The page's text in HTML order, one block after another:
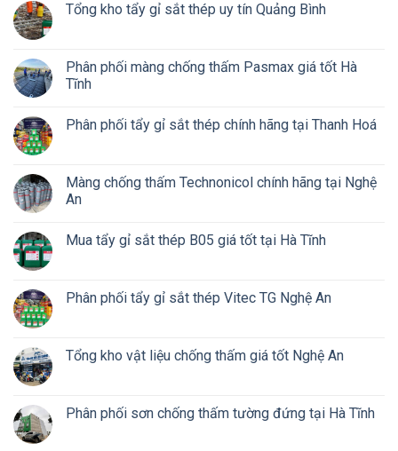
Tổng kho tẩy gỉ sắt thép uy tín Quảng Bình
Phân phối màng chống thấm Pasmax giá tốt Hà
Tĩnh
Phân phối tẩy gỉ sắt thép chính hãng tại Thanh Hoá
Màng chống thấm Technonicol chính hãng tại Nghệ
An
Mua tẩy gỉ sắt thép B05 giá tốt tại Hà Tĩnh
Phân phối tẩy gỉ sắt thép Vitec TG Nghệ An
Tổng kho vật liệu chống thấm giá tốt Nghệ An
Phân phối sơn chống thấm tường đứng tại Hà Tĩnh